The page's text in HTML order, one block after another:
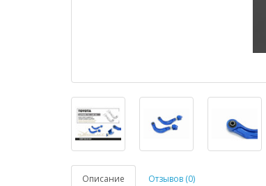
Описание Отзывов (0)